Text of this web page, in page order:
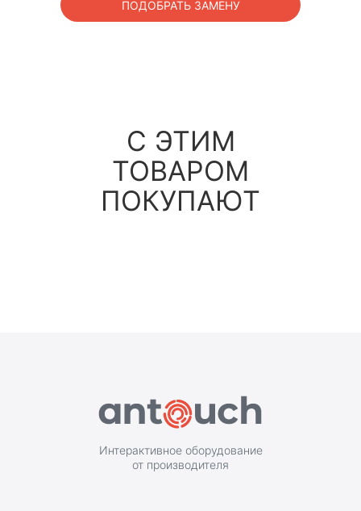
ПОДОБРАТЬ ЗАМЕНУ
С ЭТИМ
ТОВАРОМ
ПОКУПАЮТ
Интерактивное оборудование
от производителя